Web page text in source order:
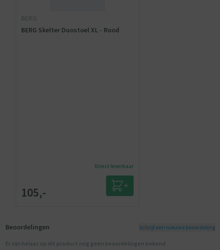
BERG
BERG Skelter Duostoel XL - Rood
105,-
Direct leverbaar
Beoordelingen Schrijf een nieuwe beoordeling
Er zijn helaas op dit product nog geen beoordelingen bekend